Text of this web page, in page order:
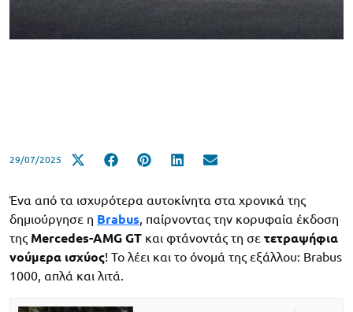
29/07/2025
Ένα από τα ισχυρότερα αυτοκίνητα στα χρονικά της
δημιούργησε η Brabus, παίρνοντας την κορυφαία έκδοση
της Mercedes-AMG GT και φτάνοντάς τη σε τετραψήφια
νούμερα ισχύος! Το λέει και το όνομά της εξάλλου: Brabus
1000, απλά και λιτά.